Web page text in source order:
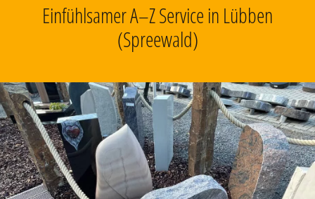
Einfühlsamer A–Z Service in Lübben
(Spreewald)